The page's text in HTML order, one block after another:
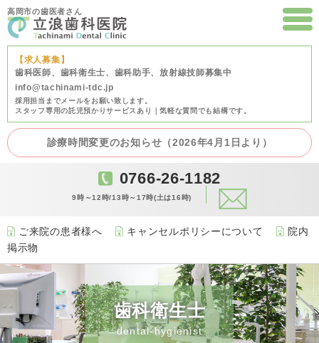
高岡市の歯医者さん
【求人募集】
歯科医師、歯科衛生士、歯科助手、放射線技師募集中
info@tachinami-tdc.jp
採用担当までメールをお願い致します。
スタッフ専用の託児預かりサービスあり｜気軽な質問でも結構です。
診療時間変更のお知らせ（2026年4月1日より）
0766-26-1182
9時～12時/13時～17時(土は16時)
ご来院の患者様へ キャンセルポリシーについて
院内
掲示物
歯科衛生士
dental-hygienist